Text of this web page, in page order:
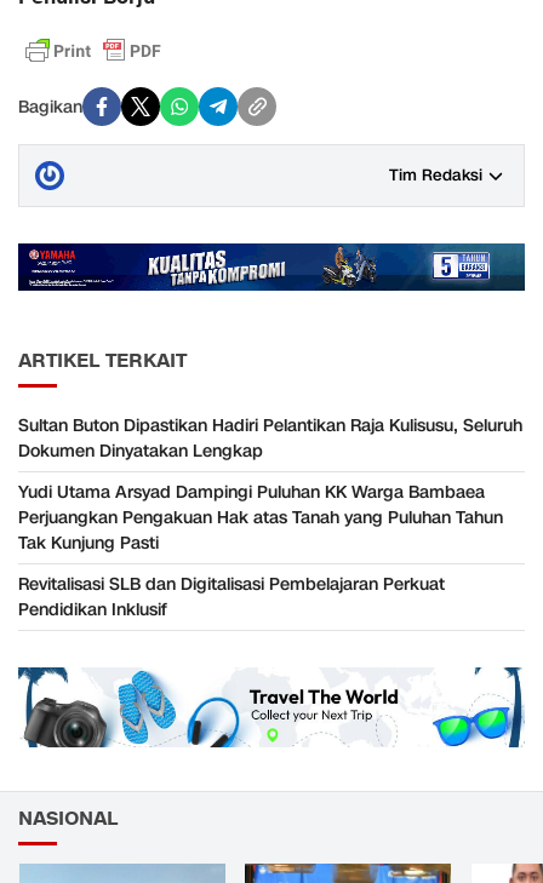
Bagikan
Tim Redaksi
ARTIKEL TERKAIT
Sultan Buton Dipastikan Hadiri Pelantikan Raja Kulisusu, Seluruh
Dokumen Dinyatakan Lengkap
Yudi Utama Arsyad Dampingi Puluhan KK Warga Bambaea
Perjuangkan Pengakuan Hak atas Tanah yang Puluhan Tahun
Tak Kunjung Pasti
Revitalisasi SLB dan Digitalisasi Pembelajaran Perkuat
Pendidikan Inklusif
NASIONAL